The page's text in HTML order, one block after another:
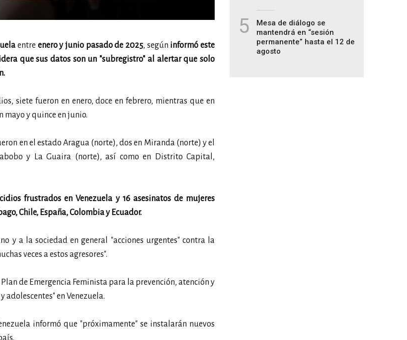
entre enero y junio pasado de 2025, según informó este
que sus datos son un "subregistro" al alertar que solo
siete fueron en enero, doce en febrero, mientras que en
mayo y quince en junio.
en el estado Aragua (norte), dos en Miranda (norte) y el
y La Guaira (norte), así como en Distrito Capital,
frustrados en Venezuela y 16 asesinatos de mujeres
Chile, España, Colombia y Ecuador.
y a la sociedad en general "acciones urgentes" contra la
veces a estos agresores".
de Emergencia Feminista para la prevención, atención y
en Venezuela.
informó que "próximamente" se instalarán nuevos
5
Mesa de diálogo se
mantendrá en “sesión
permanente” hasta el 12 de
agosto